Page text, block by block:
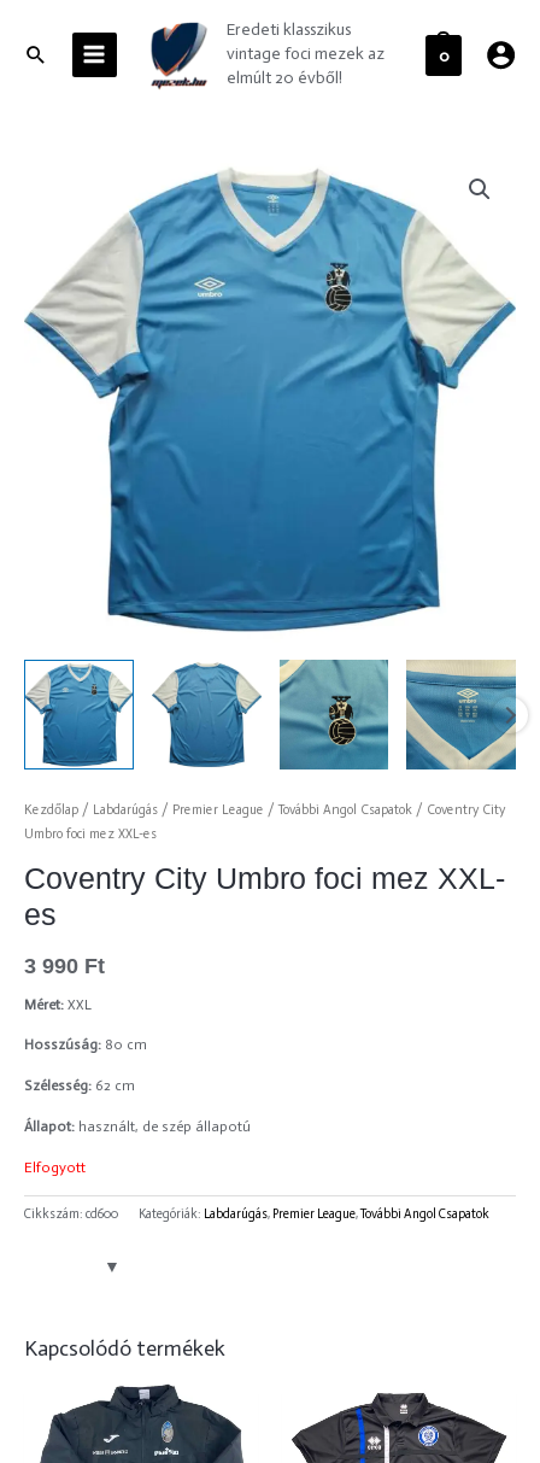
contentSearchMENU
Eredeti klasszikus
vintage foci mezek az
elmúlt 20 évből!
0
Kezdőlap / Labdarúgás / Premier League /További Angol Csapatok / Coventry City
Umbro foci mez XXL-es
Coventry City Umbro foci mez XXL-
es
3 990 Ft
Méret: XXL
Hosszúság: 80 cm
Szélesség: 62 cm
Állapot: használt, de szép állapotú
Elfogyott
Cikkszám: cd600 Kategóriák: Labdarúgás, Premier League,További Angol Csapatok
Kapcsolódó termékek